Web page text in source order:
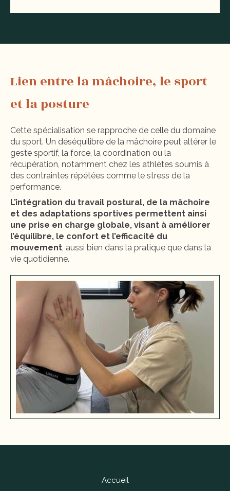
Lien entre la mâchoire, le sport
et la posture
Cette spécialisation se rapproche de celle du domaine
du sport. Un déséquilibre de la mâchoire peut altérer le
geste sportif, la force, la coordination ou la
récupération, notamment chez les athlètes soumis à
des contraintes répétées comme le stress de la
performance.
L’intégration du travail postural, de la mâchoire
et des adaptations sportives permettent ainsi
une prise en charge globale, visant à améliorer
l’équilibre, le confort et l’efficacité du
mouvement, aussi bien dans la pratique que dans la
vie quotidienne.
Accueil